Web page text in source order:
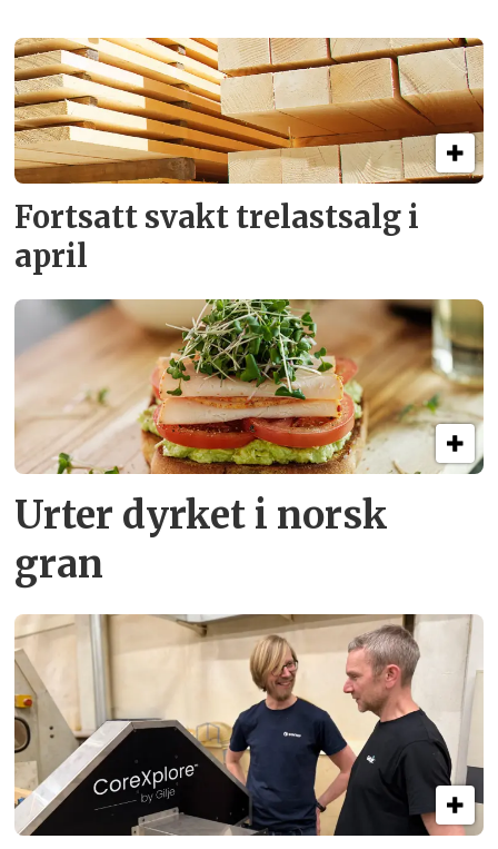
Fortsatt svakt trelastsalg i
april
Urter dyrket i norsk
gran